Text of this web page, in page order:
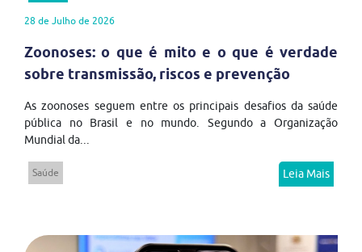
28 de Julho de 2026
Zoonoses: o que é mito e o que é verdade
sobre transmissão, riscos e prevenção
As zoonoses seguem entre os principais desafios da saúde
pública no Brasil e no mundo. Segundo a Organização
Mundial da...
Saúde Leia Mais